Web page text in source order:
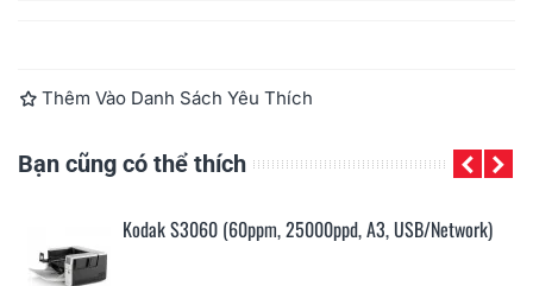
Độ phân giải quang học: 600dpi
Cổng kết nối
: USB 3.2 GEN1 / Ethernet 10/100/1000
Bảo hành : 12 tháng
Thêm Vào Danh Sách Yêu Thích
Bạn cũng có thể thích
Kodak S3060 (60ppm, 25000ppd, A3, USB/Network)